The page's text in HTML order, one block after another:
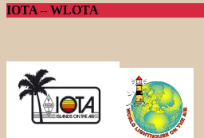
IOTA – WLOTA